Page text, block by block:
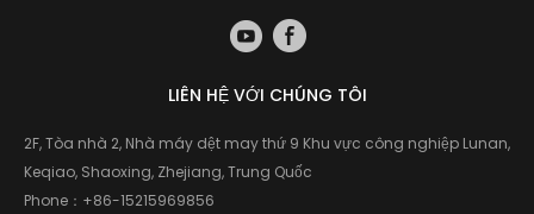
LIÊN HỆ VỚI CHÚNG TÔI
2F, Tòa nhà 2, Nhà máy dệt may thứ 9 Khu vực công nghiệp Lunan,
Keqiao, Shaoxing, Zhejiang, Trung Quốc
Phone： +86-15215969856